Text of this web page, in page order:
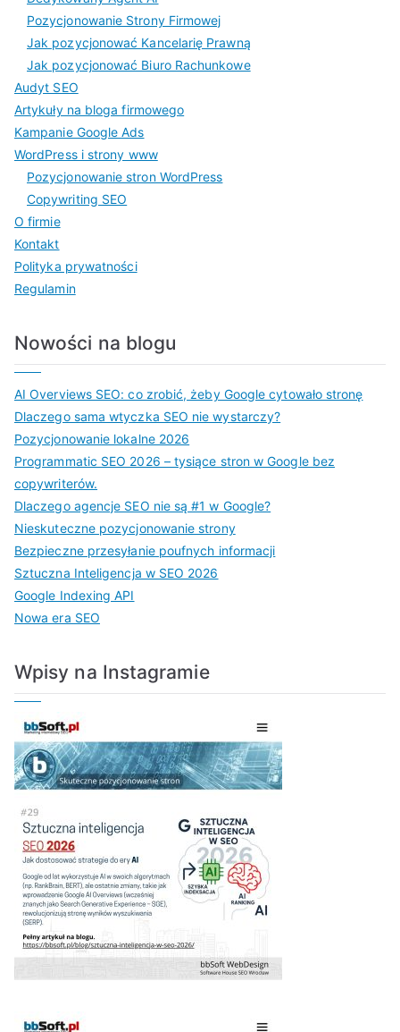
Pozycjonowanie Strony Firmowej
Jak pozycjonować Kancelarię Prawną
Jak pozycjonować Biuro Rachunkowe
Audyt SEO
Artykuły na bloga firmowego
Kampanie Google Ads
WordPress i strony www
Pozycjonowanie stron WordPress
Copywriting SEO
O firmie
Kontakt
Polityka prywatności
Regulamin
Nowości na blogu
AI Overviews SEO: co zrobić, żeby Google cytowało stronę
Dlaczego sama wtyczka SEO nie wystarczy?
Pozycjonowanie lokalne 2026
Programmatic SEO 2026 – tysiące stron w Google bez
copywriterów.
Dlaczego agencje SEO nie są #1 w Google?
Nieskuteczne pozycjonowanie strony
Bezpieczne przesyłanie poufnych informacji
Sztuczna Inteligencja w SEO 2026
Google Indexing API
Nowa era SEO
Wpisy na Instagramie